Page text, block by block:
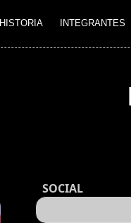
HISTORIA INTEGRANTES
SOCIAL